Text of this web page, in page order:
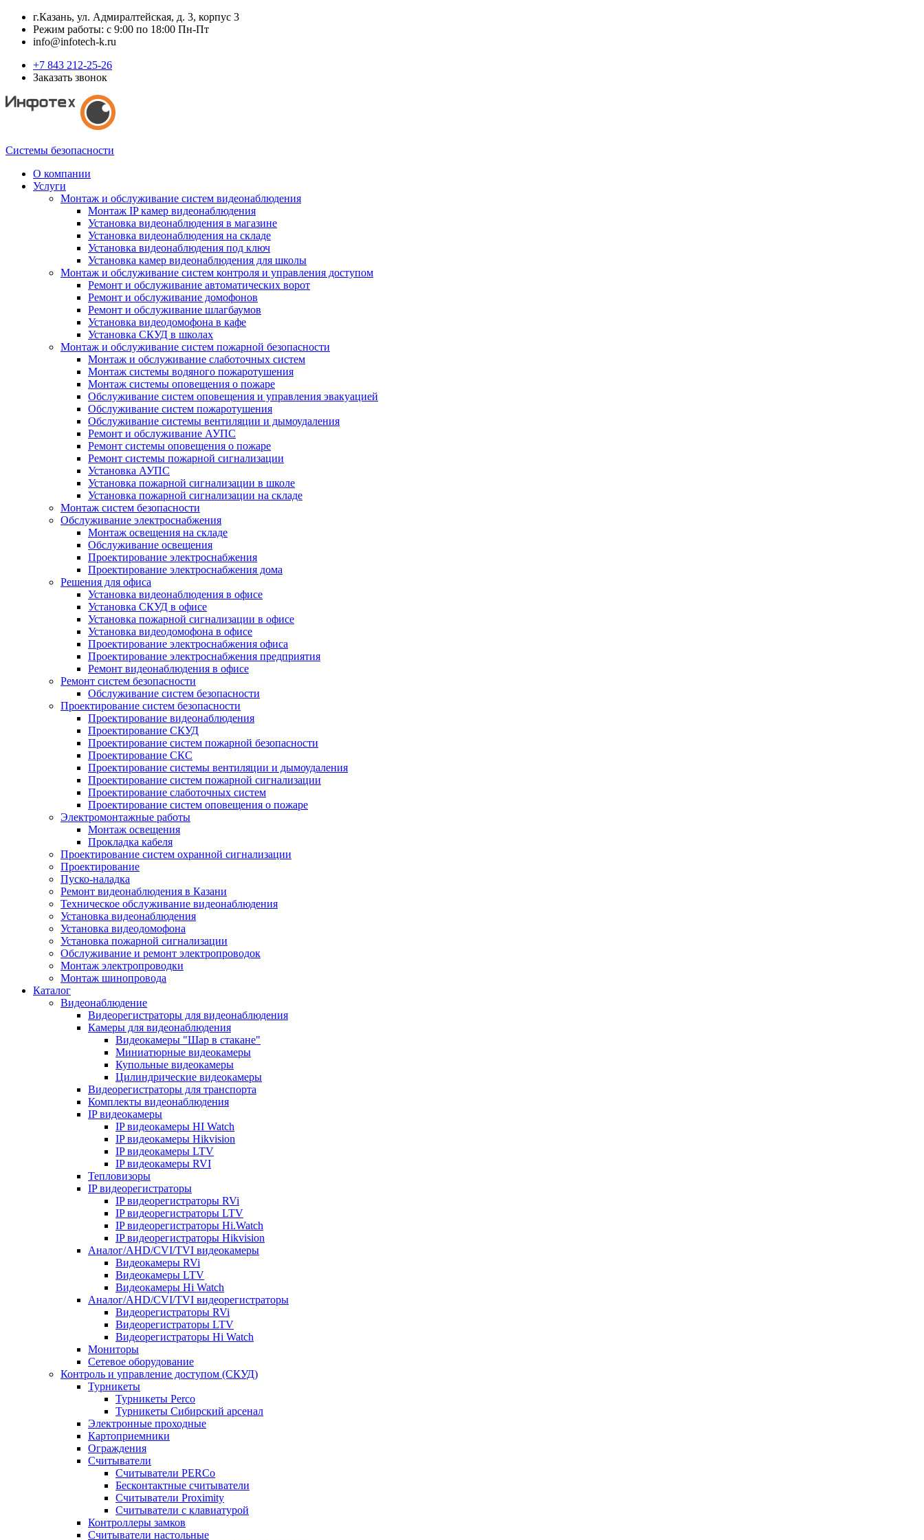
г.Казань, ул. Адмиралтейская, д. 3, корпус 3
Режим работы: с 9:00 по 18:00 Пн-Пт
info@infotech-k.ru
+7 843 212-25-26
Заказать звонок
Системы безопасности
О компании
Услуги
Монтаж и обслуживание систем видеонаблюдения
Монтаж IP камер видеонаблюдения
Установка видеонаблюдения в магазине
Установка видеонаблюдения на складе
Установка видеонаблюдения под ключ
Установка камер видеонаблюдения для школы
Монтаж и обслуживание систем контроля и управления доступом
Ремонт и обслуживание автоматических ворот
Ремонт и обслуживание домофонов
Ремонт и обслуживание шлагбаумов
Установка видеодомофона в кафе
Установка СКУД в школах
Монтаж и обслуживание систем пожарной безопасности
Монтаж и обслуживание слаботочных систем
Монтаж системы водяного пожаротушения
Монтаж системы оповещения о пожаре
Обслуживание систем оповещения и управления эвакуацией
Обслуживание систем пожаротушения
Обслуживание системы вентиляции и дымоудаления
Ремонт и обслуживание АУПС
Ремонт системы оповещения о пожаре
Ремонт системы пожарной сигнализации
Установка АУПС
Установка пожарной сигнализации в школе
Установка пожарной сигнализации на складе
Монтаж систем безопасности
Обслуживание электроснабжения
Монтаж освещения на складе
Обслуживание освещения
Проектирование электроснабжения
Проектирование электроснабжения дома
Решения для офиса
Установка видеонаблюдения в офисе
Установка СКУД в офисе
Установка пожарной сигнализации в офисе
Установка видеодомофона в офисе
Проектирование электроснабжения офиса
Проектирование электроснабжения предприятия
Ремонт видеонаблюдения в офисе
Ремонт систем безопасности
Обслуживание систем безопасности
Проектирование систем безопасности
Проектирование видеонаблюдения
Проектирование СКУД
Проектирование систем пожарной безопасности
Проектирование СКС
Проектирование системы вентиляции и дымоудаления
Проектирование систем пожарной сигнализации
Проектирование слаботочных систем
Проектирование систем оповещения о пожаре
Электромонтажные работы
Монтаж освещения
Прокладка кабеля
Проектирование систем охранной сигнализации
Проектирование
Пуско-наладка
Ремонт видеонаблюдения в Казани
Техническое обслуживание видеонаблюдения
Установка видеонаблюдения
Установка видеодомофона
Установка пожарной сигнализации
Обслуживание и ремонт электропроводок
Монтаж электропроводки
Монтаж шинопровода
Каталог
Видеонаблюдение
Видеорегистраторы для видеонаблюдения
Камеры для видеонаблюдения
Видеокамеры "Шар в стакане"
Миниатюрные видеокамеры
Купольные видеокамеры
Цилиндрические видеокамеры
Видеорегистраторы для транспорта
Комплекты видеонаблюдения
IP видеокамеры
IP видеокамеры HI Watch
IP видеокамеры Hikvision
IP видеокамеры LTV
IP видеокамеры RVI
Тепловизоры
IP видеорегистраторы
IP видеорегистраторы RVi
IP видеорегистраторы LTV
IP видеорегистраторы Hi.Watch
IP видеорегистраторы Hikvision
Аналог/AHD/CVI/TVI видеокамеры
Видеокамеры RVi
Видеокамеры LTV
Видеокамеры Hi Watch
Аналог/AHD/CVI/TVI видеорегистраторы
Видеорегистраторы RVi
Видеорегистраторы LTV
Видеорегистраторы Hi Watch
Мониторы
Сетевое оборудование
Контроль и управление доступом (СКУД)
Турникеты
Турникеты Perco
Турникеты Сибирский арсенал
Электронные проходные
Картоприемники
Ограждения
Считыватели
Считыватели PERCo
Бесконтактные считыватели
Считыватели Proximity
Считыватели с клавиатурой
Контроллеры замков
Считыватели настольные